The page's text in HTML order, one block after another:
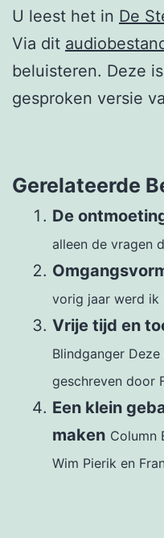
U leest het in De
Via dit
beluisteren. Deze
gesproken versie
Gerelateerde
De
alleen de vragen
vorig jaar werd ik
Vrije tijd en
Blindganger
geschreven door
Een klein
maken Column
Wim Pierik en